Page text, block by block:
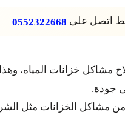
اتصل على 0552322668
خزانات المياه،
جودة.
من مشاكل الخزانات مثل